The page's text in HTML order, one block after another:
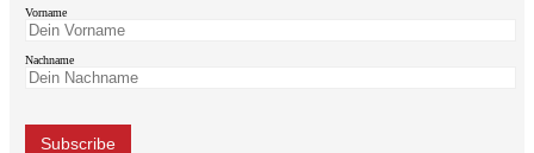
Vorname
Nachname